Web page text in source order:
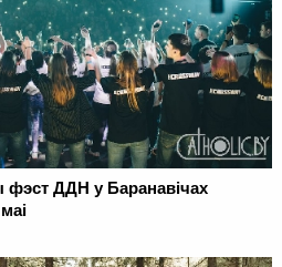
фэст ДДН у Баранавічах